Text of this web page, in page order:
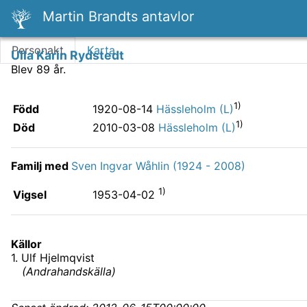
Martin Brandts antavlor
Personakt Karta
Ulla Karin Rydstedt
Blev 89 år.
Född 1920-08-14 Hässleholm (L)1)
Död 2010-03-08 Hässleholm (L)1)
Familj med Sven Ingvar Wåhlin (1924 - 2008)
Vigsel 1953-04-02 1)
Källor
1. Ulf Hjelmqvist
(Andrahandskälla)